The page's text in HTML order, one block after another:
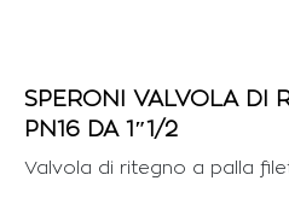
SPERONI VALVOLA DI
PN16 DA 1″1/2
Valvola di ritegno a palla